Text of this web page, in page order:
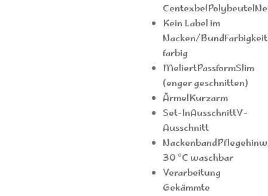
Kein Label im
Nacken/
farbig
MeliertPassformSlim
(enger geschnitten)
ÄrmelKurzarm
Set-InAusschnittV-
Ausschnitt
30 °C waschbar
Verarbeitung
Gekämmte